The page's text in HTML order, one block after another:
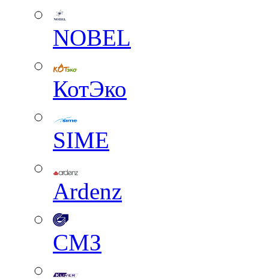
NOBEL
КотЭко
SIME
Ardenz
СМЗ